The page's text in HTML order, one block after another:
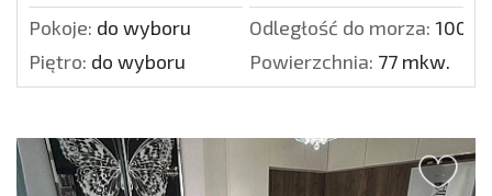
Pokoje: do wyboru Odległość do morza: 100
Piętro: do wyboru Powierzchnia: 77 mkw.